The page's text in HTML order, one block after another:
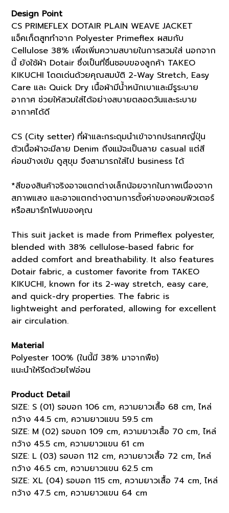
quantity
Design Point
CS PRIMEFLEX DOTAIR PLAIN WEAVE JACKET
แจ็คเก็ตสูททำจาก Polyester Primeflex ผสมกับ
Cellulose 38% เพื่อเพิ่มความสบายในการสวมใส่ นอกจาก
นี้ ยังใช้ผ้า Dotair ซึ่งเป็นที่ชื่นชอบของลูกค้า TAKEO
KIKUCHI โดดเด่นด้วยคุณสมบัติ 2-Way Stretch, Easy
Care และ Quick Dry เนื้อผ้ามีน้ำหนักเบาและมีรูระบาย
อากาศ ช่วยให้สวมใส่ได้อย่างสบายตลอดวันและระบาย
อากาศได้ดี
CS (City setter) ที่ผ้าและกระดุมนำเข้าจากประเทศญี่ปุ่น
ตัวเนื้อผ้าจะมีลาย Denim ถึงแม้จะเป็นลาย casual แต่สี
ค่อนข้างเข้ม ดูสุขุม จึงสามารถใส่ไป business ได้
*สีของสินค้าจริงอาจแตกต่างเล็กน้อยจากในภาพเนื่องจาก
สภาพแสง และอาจแตกต่างตามการตั้งค่าของคอมพิวเตอร์
หรือสมาร์ทโฟนของคุณ
This suit jacket is made from Primeflex polyester,
blended with 38% cellulose-based fabric for
added comfort and breathability. It also features
Dotair fabric, a customer favorite from TAKEO
KIKUCHI, known for its 2-way stretch, easy care,
and quick-dry properties. The fabric is
lightweight and perforated, allowing for excellent
air circulation.
Material
Polyester 100% (ในนี้มี 38% มาจากพืช)
แนะนำให้รีดด้วยไฟอ่อน
Product Detail
SIZE: S (01) รอบอก 106 cm, ความยาวเสื้อ 68 cm, ไหล่
กว้าง 44.5 cm, ความยาวแขน 59.5 cm
SIZE: M (02) รอบอก 109 cm, ความยาวเสื้อ 70 cm, ไหล่
กว้าง 45.5 cm, ความยาวแขน 61 cm
SIZE: L (03) รอบอก 112 cm, ความยาวเสื้อ 72 cm, ไหล่
กว้าง 46.5 cm, ความยาวแขน 62.5 cm
SIZE: XL (04) รอบอก 115 cm, ความยาวเสื้อ 74 cm, ไหล่
กว้าง 47.5 cm, ความยาวแขน 64 cm